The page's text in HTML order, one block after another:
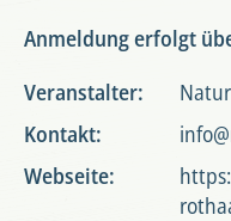
Anmeldung erfolgt
Veranstalter:
Kontakt:
Webseite: